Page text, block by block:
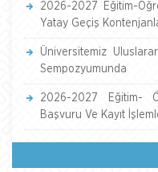
2026-2027 Eğitim-
Yatay Geçiş
Üniversitemiz
Sempozyumunda
2026-2027 Eğitim-
Başvuru Ve Kayıt